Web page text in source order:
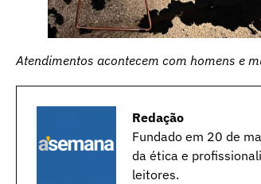
Atendimentos acontecem com homens e
Redação
Fundado em 20 de
da ética e
leitores.